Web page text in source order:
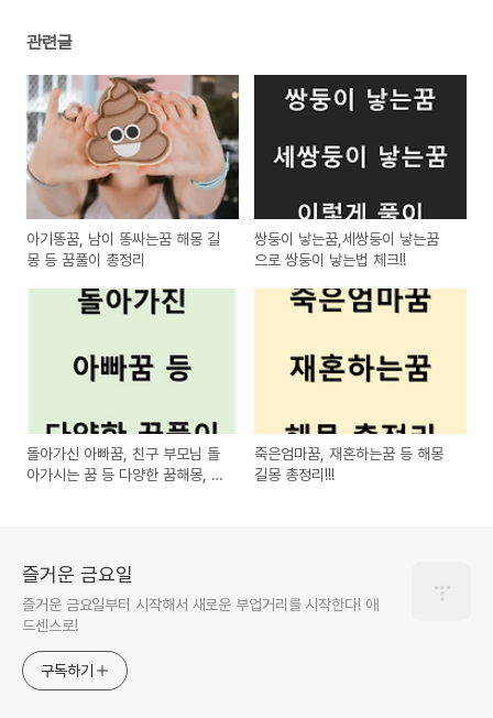
관련글
아기똥꿈, 남이 똥싸는꿈 해몽 길
몽 등 꿈풀이 총정리
쌍둥이 낳는꿈,세쌍둥이 낳는꿈
으로 쌍둥이 낳는법 체크!!
돌아가신 아빠꿈, 친구 부모님 돌
아가시는 꿈 등 다양한 꿈해몽, 길
죽은엄마꿈, 재혼하는꿈 등 해몽
길몽 총정리!!!
즐거운 금요일
즐거운 금요일부터 시작해서 새로운 부업거리를 시작한다! 애
드센스로!
구독하기